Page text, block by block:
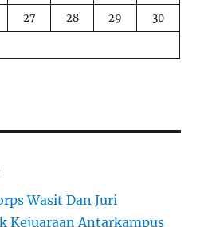
27 28 29
30
Wasit Dan Juri
Kejuaraan Antarkampus